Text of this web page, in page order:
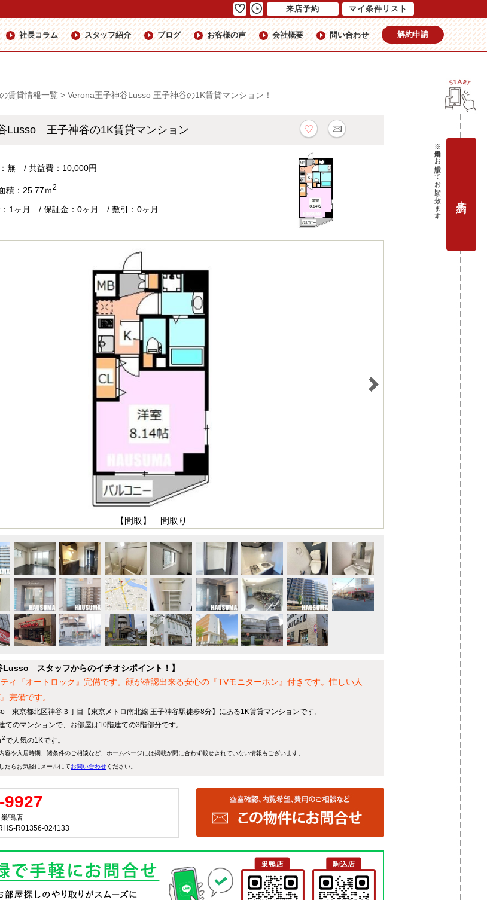
社長コラム スタッフ紹介 ブログ お客様の声 会社概要 問い合わせ 解約申請
賃貸情報一覧 > Verona王子神谷Lusso 王子神谷の1K賃貸マンション！
Lusso 王子神谷の1K賃貸マンション
無 / 共益費：10,000円
積：25.77ｍ2
1ヶ月 / 保証金：0ヶ月 / 敷引：0ヶ月
【間取】 間取り
Lusso スタッフからのイチオシポイント！】
ィ『オートロック』完備です。顔が確認出来る安心の『TVモニターホン』付きです。忙しい人
完備です。
東京都北区神谷３丁目【東京メトロ南北線 王子神谷駅徒歩8分】にある1K賃貸マンションです。
てのマンションで、お部屋は10階建ての3階部分です。
2で人気の1Kです。
容や入居時期、諸条件のご相談など、ホームページには掲載が間に合わず載せきれていない情報もございます。
たらお気軽にメールにてお問い合わせください。
9927
鴨店
R01356-024133
来店予約 マイ条件リスト
※当日予約はお電話にてお願い致します。